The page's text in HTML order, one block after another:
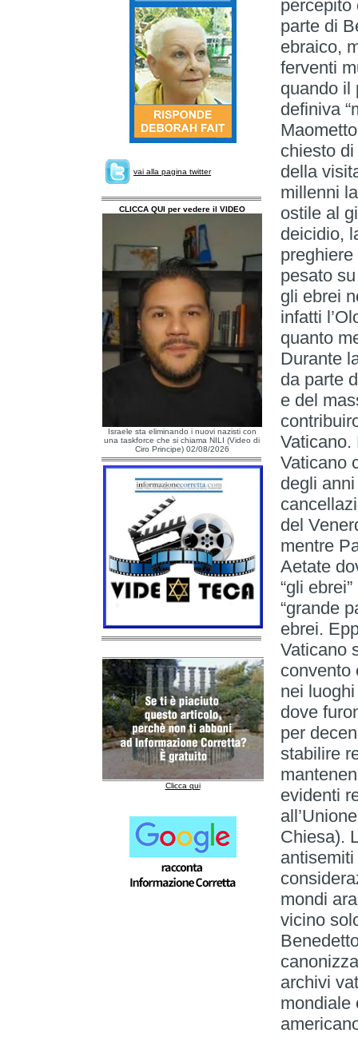
vai alla pagina twitter
CLICCA QUI per vedere il VIDEO
Israele sta eliminando i nuovi nazisti con
una taskforce che si chiama NILI (Video di
Ciro Principe) 02/08/2026
Clicca qui
percepito
parte di
ebraico,
ferventi
quando il
definiva
chiesto
della
millenni
ostile al
deicidio,
pesato
gli ebrei
infatti
quanto
Durante
da parte
e del
Vaticano.
Vaticano
degli
del
mentre
Aetate
“gli
“grande
ebrei.
Vaticano
convento
nei
dove
per
stabilire
evidenti
Chiesa).
mondi
vicino
archivi
mondiale